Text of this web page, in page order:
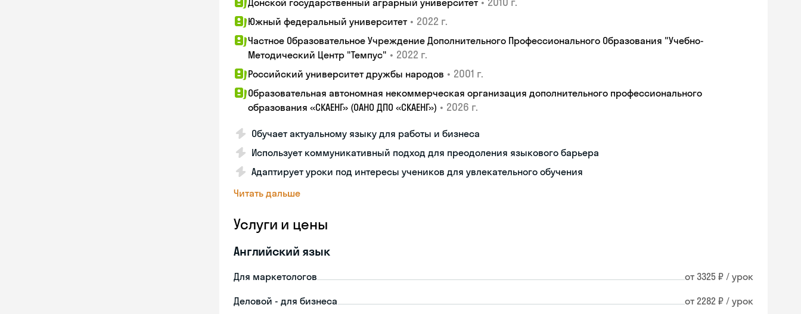
Донской государственный аграрный университет
Южный федеральный университет • 2022 г.
Частное Образовательное Учреждение Дополнительного Профессионального Образования "Учебно-
Методический Центр "Темпус" • 2022 г.
Российский университет дружбы народов • 2001 г.
Образовательная автономная некоммерческая организация дополнительного профессионального
образования «СКАЕНГ» (ОАНО ДПО «СКАЕНГ») • 2026 г.
Обучает актуальному языку для работы и бизнеса
Использует коммуникативный подход для преодоления языкового барьера
Адаптирует уроки под интересы учеников для увлекательного обучения
Читать дальше
Услуги и цены
Английский язык
Для маркетологов от 3325 ₽ / урок
Деловой - для бизнеса от 2282 ₽ / урок
online